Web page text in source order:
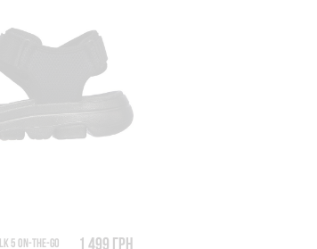
5 ON-THE-GO
1 499 грн